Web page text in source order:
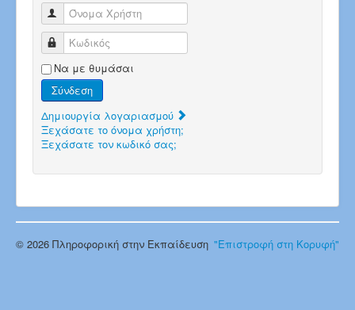
Όνομα Χρήστη
Κωδικός
Να με θυμάσαι
Σύνδεση
Δημιουργία λογαριασμού
Ξεχάσατε το όνομα χρήστη;
Ξεχάσατε τον κωδικό σας;
"Επιστροφή στη Κορυφή"
© 2026 Πληροφορική στην Εκπαίδευση